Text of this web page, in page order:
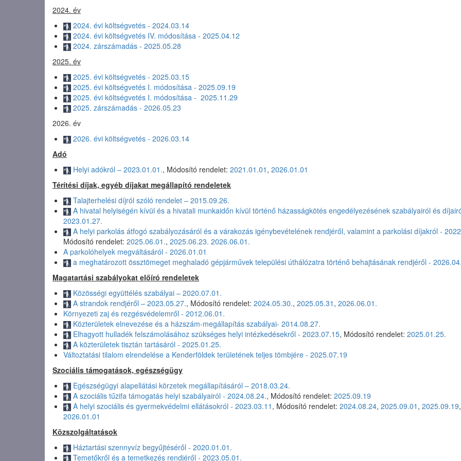
2024. év
2024. évi költségvetés - 2024.03.14
2024. évi költségvetés IV. módosítása - 2025.04.12
2024. zárszámadás - 2025.05.28
2025. év
2025. évi költségvetés - 2025.03.15
2025. évi költségvetés I. módosítása - 2025.09.19
2025. évi költségvetés I. módosítása - 2025.11.29
2025. zárszámadás - 2026.05.23
2026. év
2026. évi költségvetés - 2026.03.14
Adó
Helyi adókról – 2023.01.01., Módosító rendelet: 2021.01.01 , 2026.01.01
Térítési díjak, egyéb díjakat megállapító rendeletek
Talajterhelési díjról szóló rendelet – 2015.09.26.
A hivatal helyiségén kívül és a hivatali munkaidőn kívül történő házasságkötés engedélyezésének szabályairól és
2023.01.27.
A helyi parkolás átfogó szabályozásáról és a várakozás igénybevételének rendjéről, valamint a parkolási díjakról -
Módosító rendelet: 2025.06.01., 2025.06.23. 2026.06.01.
A parkolóhelyek megváltásáról - 2026.01.01
a meghatározott össztömeget meghaladó gépjárművek települési úthálózatra történő behajtásának rendjéről -
Magatartási szabályokat előíró rendeletek
Közösségi együttélés szabályai – 2020.07.01.
A strandok rendjéről – 2023.05.27., Módosító rendelet: 2024.05.30., 2025.05.31 , 2026.06.01.
Környezeti zaj és rezgésvédelemről - 2012.06.01.
Közterületek elnevezése és a házszám-megállapítás szabályai- 2014.08.27.
Elhagyott hulladék felszámolásához szükséges helyi intézkedésekről - 2023.07.15, Módosító rendelet: 2025.01.25.
A közterületek tisztán tartásáról - 2025.01.25.
Változtatási tilalom elrendelése a Kenderföldek területének teljes tömbjére - 2025.07.19
Szociális támogatások, egészségügy
Egészségügyi alapellátási körzetek megállapításáról – 2018.03.24.
A szociális tűzifa támogatás helyi szabályairól - 2024.08.24., Módosító rendelet: 2025.09.19
A helyi szociális és gyermekvédelmi ellátásokról - 2023.03.11 , Módosító rendelet: 2024.08.24, 2025.09.01 , 2025.09.19,
2026.01.01
Közszolgáltatások
Háztartási szennyvíz begyűjtéséről - 2020.01.01.
Temetőkről és a temetkezés rendjéről - 2023.05.01.